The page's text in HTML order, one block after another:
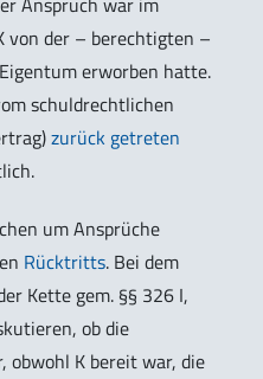
von der – berechtigten –
erworben hatte.
schuldrechtlichen
zurück getreten
um Ansprüche
Rücktritts. Bei dem
Kette gem. §§ 326 I,
ob die
obwohl K bereit war, die